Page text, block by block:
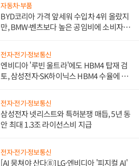
자동차·부품
BYD코리아 가격 앞세워 수입차 4위 올랐지
만, BMW·벤츠보다 높은 공임비에 소비자
전자·전기·정보통신
엔비디아 '루빈 울트라'에도 HBM4 탑재 검
토, 삼성전자·SK하이닉스 HBM4 수율에 주
전자·전기·정보통신
삼성전자 넷리스트와 특허분쟁 매듭, 5년 동
안 최대 1.3조 라이선스비 지급
전자·전기·정보통신
[AI 뭉쳐야 산다⑧] LG·엔비디아 '피지컬 AI'